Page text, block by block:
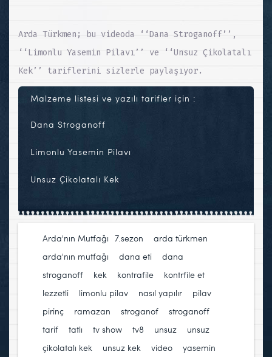
Arda Türkmen; bu videoda ‘‘Dana Stroganoff’’,
‘‘Limonlu Yasemin Pilavı’’ ve ‘‘Unsuz Çikolatalı
Kek’’ tariflerini sizlerle paylaşıyor.
Malzeme listesi ve yazılı tarifler için :
Dana Stroganoff
Limonlu Yasemin Pilavı
Unsuz Çikolatalı Kek
Arda'nın Mutfağı 7.sezon arda türkmen
arda'nın mutfağı
dana eti
dana
stroganoff
kek kontrafile kontrfile et
lezzetli
limonlu pilav nasıl yapılır pilav
pirinç
ramazan stroganof stroganoff
tarif
tatlı tv show tv8 unsuz
unsuz
çikolatalı kek
unsuz kek video
yasemin